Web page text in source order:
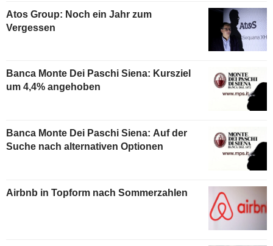
Atos Group: Noch ein Jahr zum
Vergessen
Banca Monte Dei Paschi Siena: Kursziel
um 4,4% angehoben
Banca Monte Dei Paschi Siena: Auf der
Suche nach alternativen Optionen
Airbnb in Topform nach Sommerzahlen